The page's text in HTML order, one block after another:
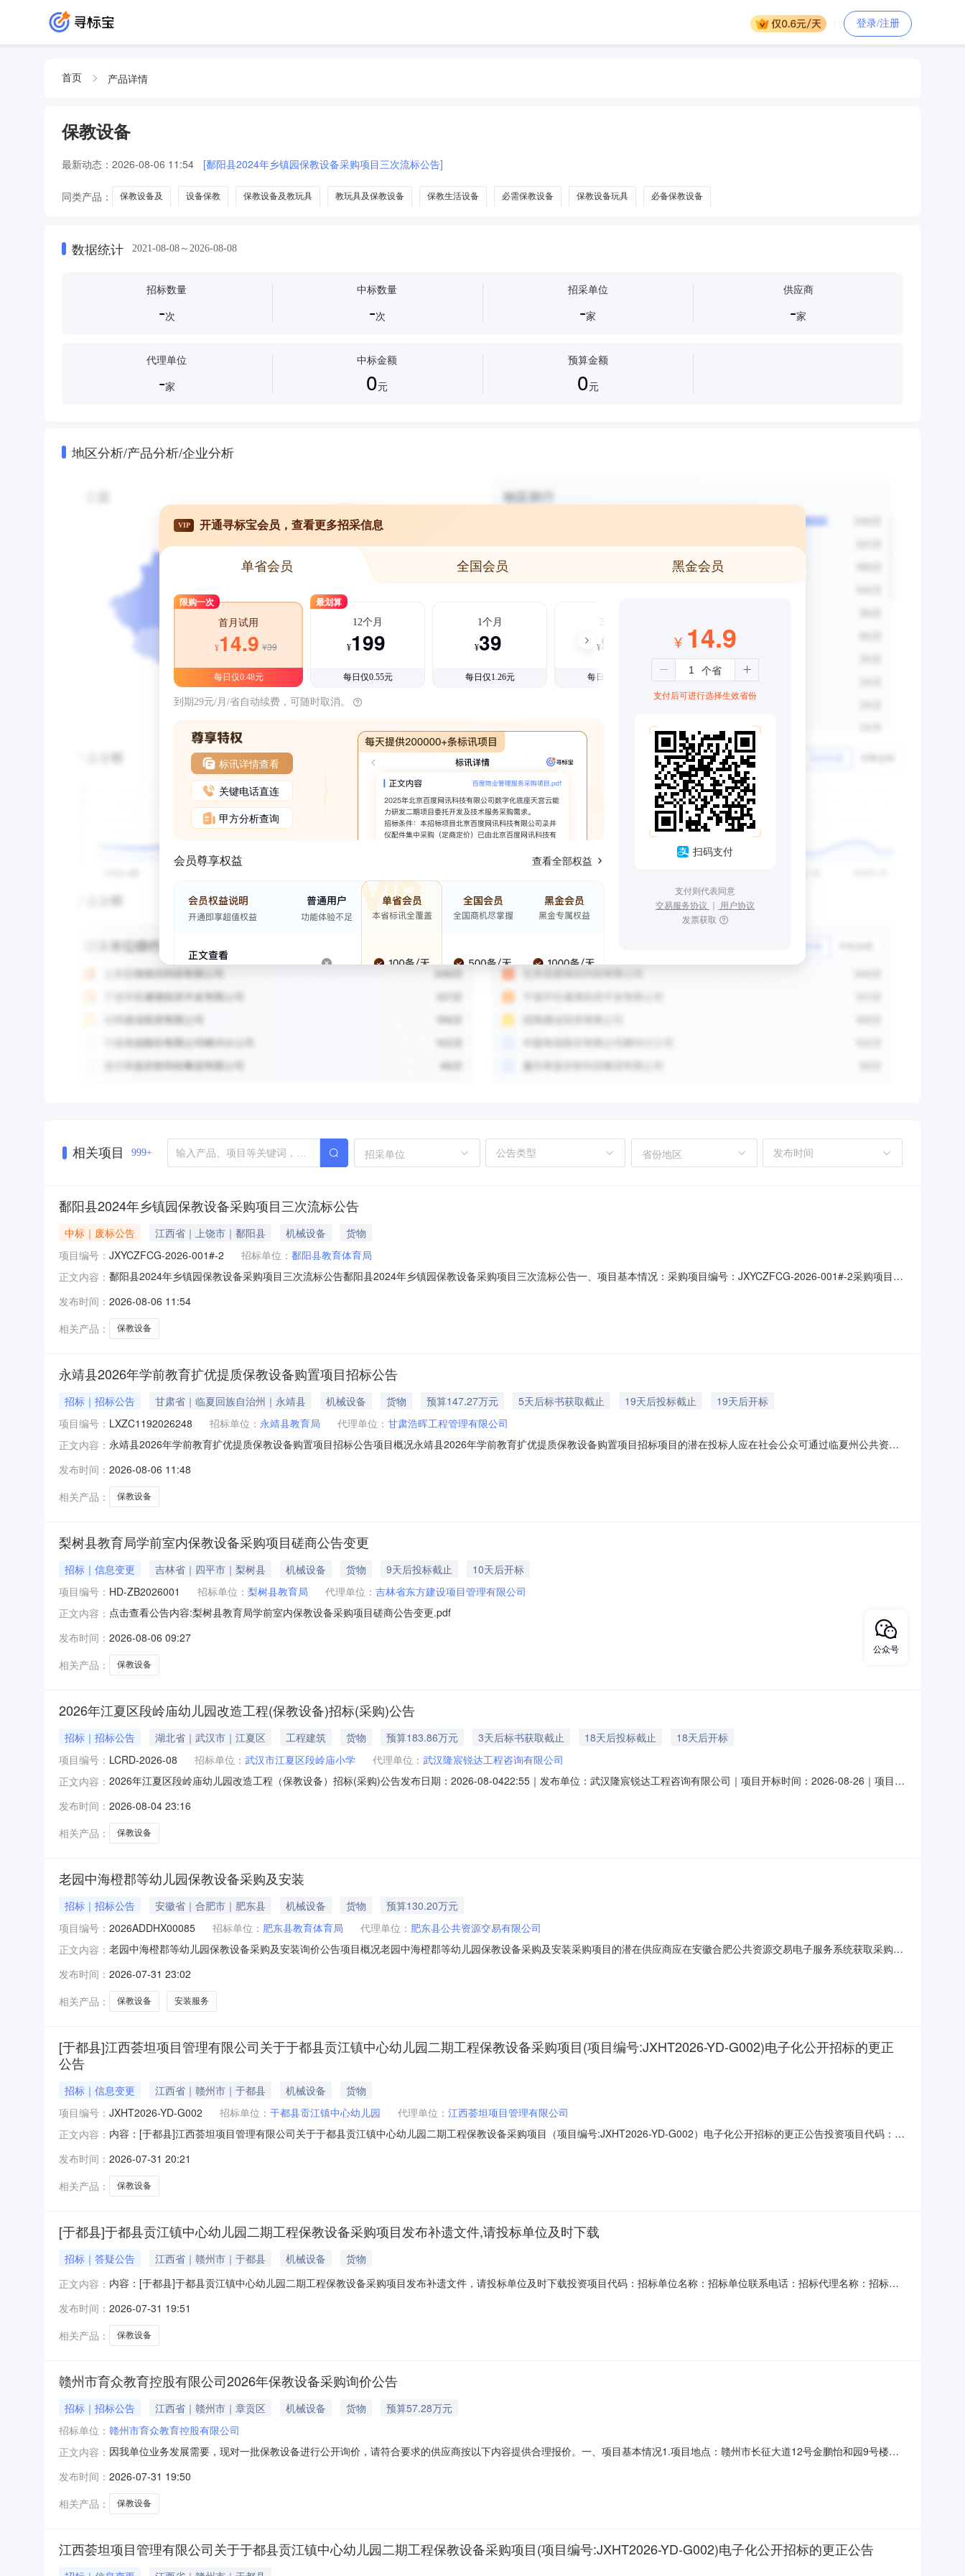
登录/注册
首页 产品详情
保教设备
最新动态： 2026-08-06 11:54 [鄱阳县2024年乡镇园保教设备采购项目三次流标公告]
同类产品： 保教设备及 设备保教 保教设备及教玩具 教玩具及保教设备 保教生活设备 必需保教设备 保教设备玩具 必备保教设备
数据统计 2021-08-08～2026-08-08
招标数量
-次
中标数量
-次
招采单位
-家
供应商
-家
代理单位
-家
中标金额
0元
预算金额
0元
地区分析/产品分析/企业分析
VIP 开通寻标宝会员，查看更多招采信息
单省会员 全国会员 黑金会员
限购一次
首月试用
¥14.9 ¥39
每日仅0.48元
最划算
12个月
¥199
每日仅0.55元
1个月
¥39
每日仅1.26元
3个月
¥99
每日仅1.08元
到期29元/月/省自动续费，可随时取消。
标讯详情查看
关键电话直连
甲方分析查询
会员尊享权益 查看全部权益
¥ 14.9
支付后可进行选择生效省份
扫码支付
支付则代表同意
交易服务协议 ｜ 用户协议
发票获取
相关项目 999+ 招采单位 省份地区
鄱阳县2024年乡镇园保教设备采购项目三次流标公告
中标｜废标公告 江西省｜上饶市｜鄱阳县 机械设备
货物
项目编号： JXYCZFCG-2026-001#-2 招标单位： 鄱阳县教育体育局
正文内容： 鄱阳县2024年乡镇园保教设备采购项目三次流标公告鄱阳县2024年乡镇园保教设备采购项目三次流标公告一、项目基本情况：采购项目编号：JXYCZFCG-2026-001#-2采购项目名
式联系：1.采购人信息名称：鄱阳县教育体育局地址：江西省上饶市鄱阳商业大道(县人民政府旁边)联系方式：0793-62177082.采购代理机构信息名称：江西源川招标代理有限公司
发布时间： 2026-08-06 11:54
相关产品：
保教设备
永靖县2026年学前教育扩优提质保教设备购置项目招标公告
招标｜招标公告 甘肃省｜临夏回族自治州｜永靖县 机械设备 货物 预算147.27万元 5天后标书获取截止 19天后投标截止
19天后开标
项目编号： LXZC1192026248 招标单位： 永靖县教育局 代理单位： 甘肃浩晖工程管理有限公司
正文内容： 永靖县2026年学前教育扩优提质保教设备购置项目招标公告项目概况永靖县2026年学前教育扩优提质保教设备购置项目招标项目的潜在投标人应在社会公众可通过临夏州公共资源
LXZC1192026248项目名称：永靖县2026年学前教育扩优提质保教设备购置项目采购方式：公开招标预算金额：1,472,722.80元采购需求：合同包1(永靖县2
发布时间： 2026-08-06 11:48
相关产品：
保教设备
梨树县教育局学前室内保教设备采购项目磋商公告变更
招标｜信息变更 吉林省｜四平市｜梨树县 机械设备 货物 9天后投标截止
10天后开标
项目编号： HD-ZB2026001 招标单位： 梨树县教育局 代理单位： 吉林省东方建设项目管理有限公司
正文内容： 点击查看公告内容:梨树县教育局学前室内保教设备采购项目磋商公告变更.pdf
发布时间： 2026-08-06 09:27
相关产品：
保教设备
2026年江夏区段岭庙幼儿园改造工程(保教设备)招标(采购)公告
招标｜招标公告 湖北省｜武汉市｜江夏区 工程建筑 货物 预算183.86万元 3天后标书获取截止 18天后投标截止
18天后开标
项目编号： LCRD-2026-08 招标单位： 武汉市江夏区段岭庙小学 代理单位： 武汉隆宸锐达工程咨询有限公司
正文内容： 2026年江夏区段岭庙幼儿园改造工程（保教设备）招标(采购)公告发布日期：2026-08-0422:55｜发布单位：武汉隆宸锐达工程咨询有限公司｜项目开标时间：2026-08-26｜项目监
间）前递交投标文件。一、项目基本情况1、项目编号：LCRD-2026-082、采购计划备案号：420115-2026-012593、项目名称：2026年江夏区段
发布时间： 2026-08-04 23:16
相关产品：
保教设备
老园中海橙郡等幼儿园保教设备采购及安装
招标｜招标公告 安徽省｜合肥市｜肥东县 机械设备 货物
预算130.20万元
项目编号： 2026ADDHX00085 招标单位： 肥东县教育体育局 代理单位： 肥东县公共资源交易有限公司
正文内容： 老园中海橙郡等幼儿园保教设备采购及安装询价公告项目概况老园中海橙郡等幼儿园保教设备采购及安装采购项目的潜在供应商应在安徽合肥公共资源交易电子服务系统获取采购文
式：竞争性谈判竞争性磋商询价预算金额：130.200000万元最高限价：1302000.00元采购需求：老园中海橙郡等幼儿园采购一批保教设备，详见询价通知书。合同履行期限：合同
签订后2
发布时间： 2026-07-31 23:02
相关产品：
保教设备 安装服务
[于都县]江西荟坦项目管理有限公司关于于都县贡江镇中心幼儿园二期工程保教设备采购项目(项目编号:JXHT2026-YD-G002)电子化公开招标的更正
公告
招标｜信息变更 江西省｜赣州市｜于都县 机械设备
货物
项目编号： JXHT2026-YD-G002 招标单位： 于都县贡江镇中心幼儿园 代理单位： 江西荟坦项目管理有限公司
正文内容： 内容：[于都县]江西荟坦项目管理有限公司关于于都县贡江镇中心幼儿园二期工程保教设备采购项目（项目编号:JXHT2026-YD-G002）电子化公开招标的更正公告投资项目代码：招
原公告的采购项目编号：JXHT2026-YD-G002原公告的采购项目名称：江西荟坦项目管理有限公司关于于都县贡江镇中心幼儿园二期工程保教设备采购项目（项目编号:JXHT2026-
YD-
发布时间： 2026-07-31 20:21
相关产品：
保教设备
[于都县]于都县贡江镇中心幼儿园二期工程保教设备采购项目发布补遗文件,请投标单位及时下载
招标｜答疑公告 江西省｜赣州市｜于都县 机械设备
货物
正文内容： 内容：[于都县]于都县贡江镇中心幼儿园二期工程保教设备采购项目发布补遗文件，请投标单位及时下载投资项目代码：招标单位名称：招标单位联系电话：招标代理名称：招标代
件，请投标单位及时下载
发布时间： 2026-07-31 19:51
相关产品：
保教设备
赣州市育众教育控股有限公司2026年保教设备采购询价公告
招标｜招标公告 江西省｜赣州市｜章贡区 机械设备 货物
预算57.28万元
招标单位： 赣州市育众教育控股有限公司
正文内容： 因我单位业务发展需要，现对一批保教设备进行公开询价，请符合要求的供应商按以下内容提供合理报价。一、项目基本情况1.项目地点：赣州市长征大道12号金鹏怡和园9号楼幼
价限价（含税）572870元，超出报价作无效报价处理。二、报价要求参与报价的单位必须满足以下要求：1.具有独立法人资格，具有独立承担民事责任的能力，持有工商行政管理部
门核发的有效营业执照。2.具
发布时间： 2026-07-31 19:50
相关产品：
保教设备
江西荟坦项目管理有限公司关于于都县贡江镇中心幼儿园二期工程保教设备采购项目(项目编号:JXHT2026-YD-G002)电子化公开招标的更正公告
公众号